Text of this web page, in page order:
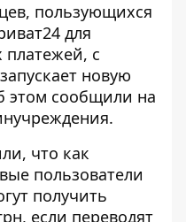
пользующихся
для
с
новую
этом сообщили на
что как
пользователи
получить
если переводят